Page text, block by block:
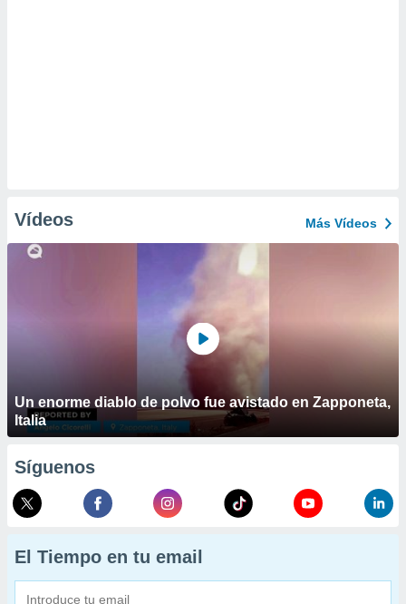
Vídeos Más Vídeos
Un enorme diablo de polvo fue avistado en Zapponeta,
Italia
Síguenos
El Tiempo en tu email